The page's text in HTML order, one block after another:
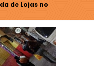
de Lojas no